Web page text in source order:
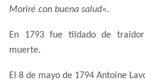
Moriré con buena salud«.
En 1793 fue tildado de
muerte.
El 8 de mayo de 1794 Antoine